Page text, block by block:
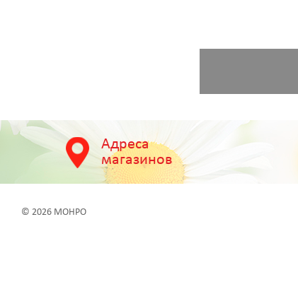
Адреса
магазинов
© 2026 МОНРО